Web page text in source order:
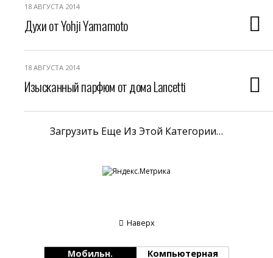
18 АВГУСТА 2014
Духи от Yohji Yamamoto
18 АВГУСТА 2014
Изысканный парфюм от дома Lancetti
Загрузить Еще Из Этой Категории…
Наверх
Мобильн. Компьютерная